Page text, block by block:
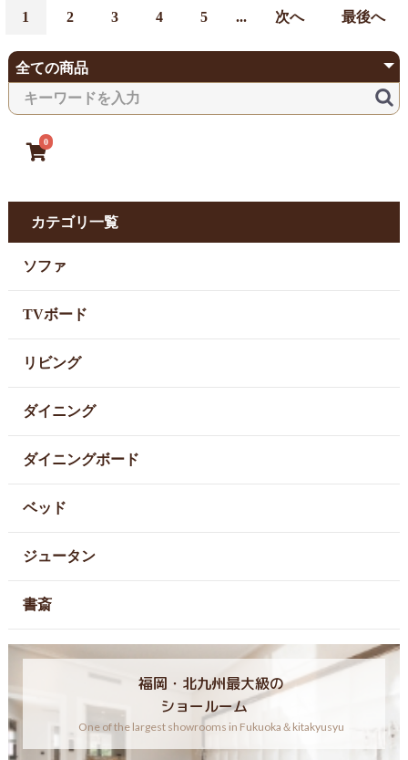
0
カテゴリ一覧
ソファ
TVボード
リビング
ダイニング
ダイニングボード
ベッド
ジュータン
書斎
福岡・北九州最大級の
ショールーム
One of the largest showrooms in Fukuoka＆kitakyusyu
1 2 3 4 5 ... 次へ 最後へ